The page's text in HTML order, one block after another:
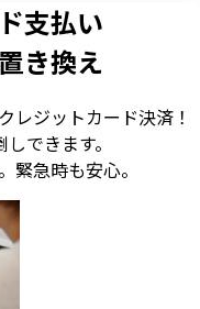
支払い
き換え
レジットカード決済！
できます。
緊急時も安心。